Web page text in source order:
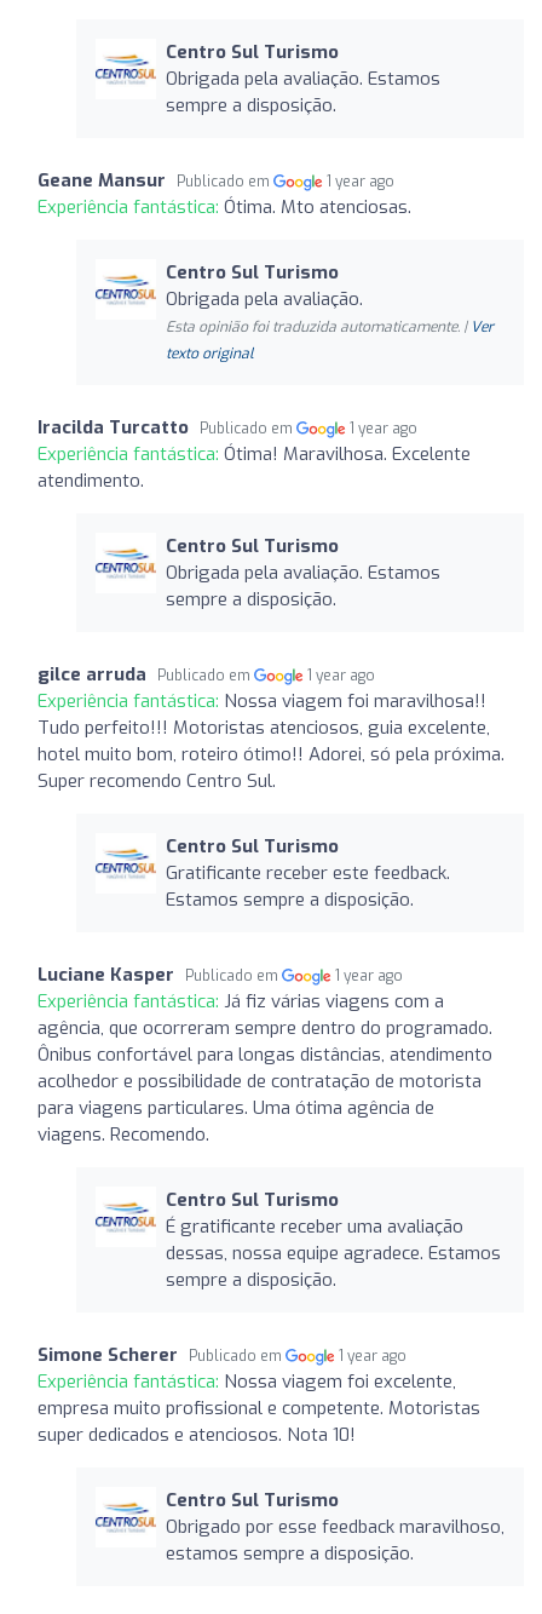
Centro Sul Turismo
Obrigada pela avaliação. Estamos
sempre a disposição.
Geane Mansur Publicado em 1 year ago
Experiência fantástica: Ótima. Mto atenciosas.
Centro Sul Turismo
Obrigada pela avaliação.
Esta opinião foi traduzida automaticamente. | Ver
texto original
Iracilda Turcatto Publicado em 1 year ago
Experiência fantástica: Ótima! Maravilhosa. Excelente
atendimento.
Centro Sul Turismo
Obrigada pela avaliação. Estamos
sempre a disposição.
gilce arruda Publicado em 1 year ago
Experiência fantástica: Nossa viagem foi maravilhosa!!
Tudo perfeito!!! Motoristas atenciosos, guia excelente,
hotel muito bom, roteiro ótimo!! Adorei, só pela próxima.
Super recomendo Centro Sul.
Centro Sul Turismo
Gratificante receber este feedback.
Estamos sempre a disposição.
Luciane Kasper Publicado em 1 year ago
Experiência fantástica: Já fiz várias viagens com a
agência, que ocorreram sempre dentro do programado.
Ônibus confortável para longas distâncias, atendimento
acolhedor e possibilidade de contratação de motorista
para viagens particulares. Uma ótima agência de
viagens. Recomendo.
Centro Sul Turismo
É gratificante receber uma avaliação
dessas, nossa equipe agradece. Estamos
sempre a disposição.
Simone Scherer Publicado em 1 year ago
Experiência fantástica: Nossa viagem foi excelente,
empresa muito profissional e competente. Motoristas
super dedicados e atenciosos. Nota 10!
Centro Sul Turismo
Obrigado por esse feedback maravilhoso,
estamos sempre a disposição.